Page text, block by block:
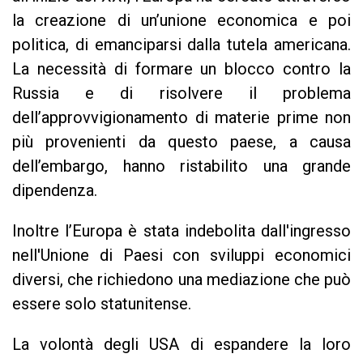
la creazione di un’unione economica e poi
politica, di emanciparsi dalla tutela americana.
La necessità di formare un blocco contro la
Russia e di risolvere il problema
dell’approvvigionamento di materie prime non
più provenienti da questo paese, a causa
dell’embargo, hanno ristabilito una grande
dipendenza.
Inoltre l’Europa è stata indebolita dall'ingresso
nell'Unione di Paesi con sviluppi economici
diversi, che richiedono una mediazione che può
essere solo statunitense.
La volontà degli USA di espandere la loro